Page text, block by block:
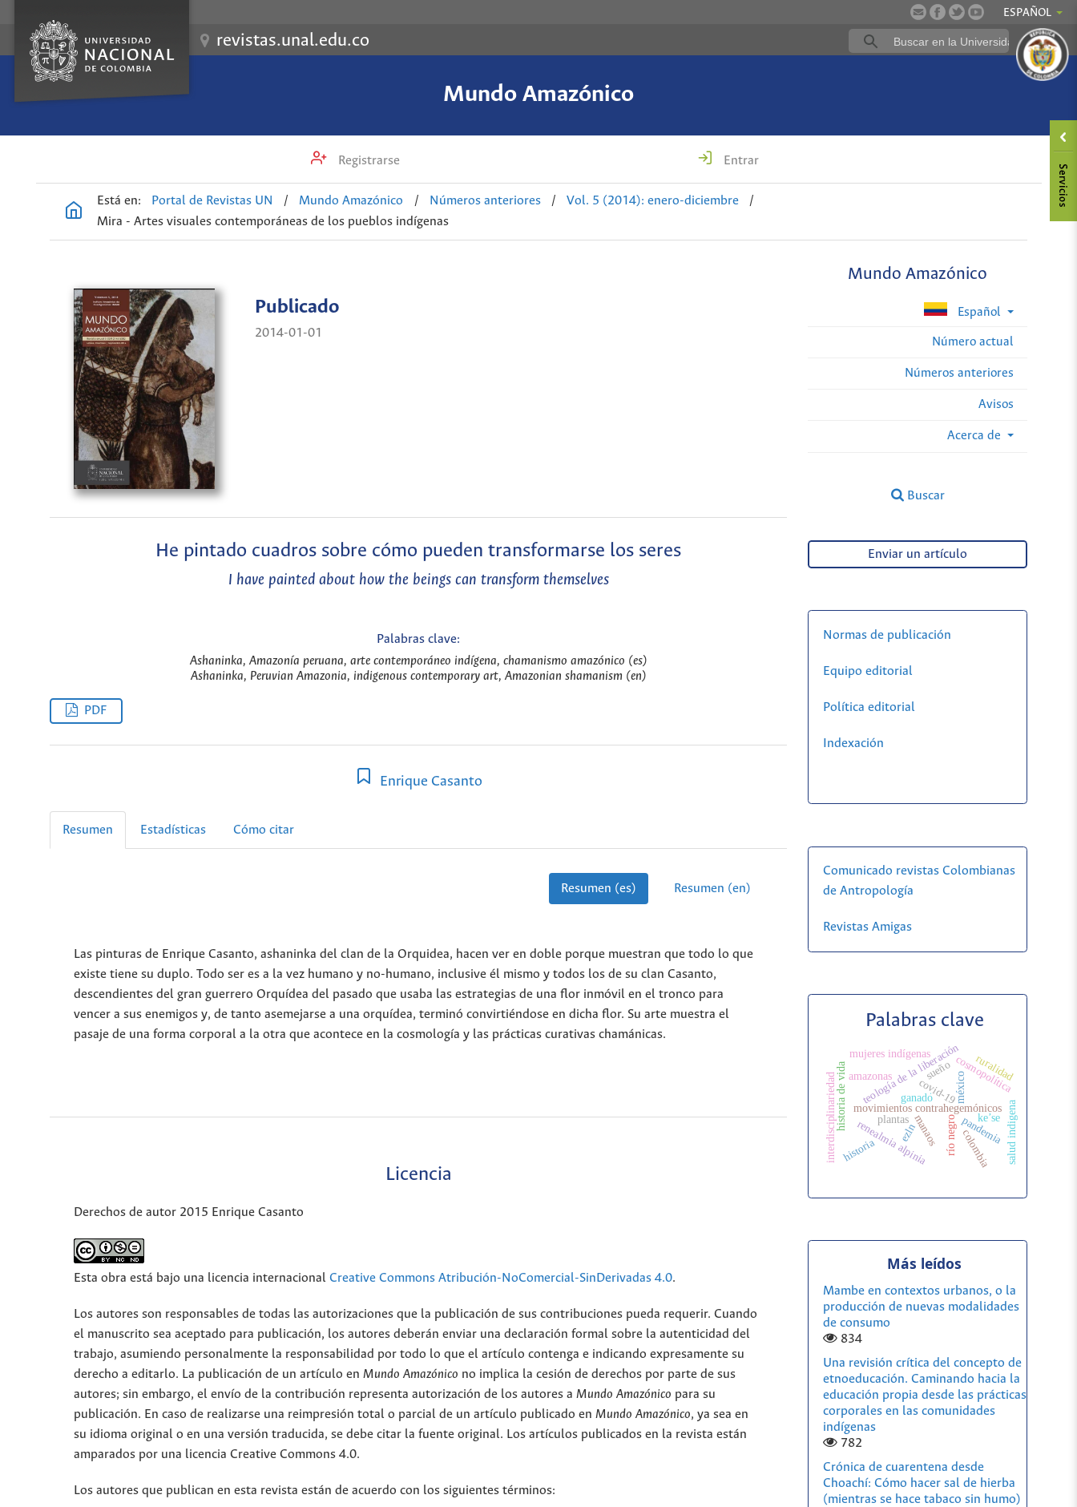
ESPAÑOL
revistas.unal.edu.co
Mundo Amazónico
Registrarse Entrar
Está en: Portal de Revistas UN / Mundo Amazónico / Números anteriores / Vol. 5 (2014): enero-diciembre
/
Mira - Artes visuales contemporáneas de los pueblos indígenas
Mundo Amazónico
Español
Número actual
Números anteriores
Avisos
Acerca de
Buscar
Publicado
2014-01-01
He pintado cuadros sobre cómo pueden transformarse los seres
I have painted about how the beings can transform themselves
Palabras clave:
Ashaninka, Amazonía peruana, arte contemporáneo indígena, chamanismo amazónico (es)
Ashaninka, Peruvian Amazonia, indigenous contemporary art, Amazonian shamanism (en)
PDF
Enrique Casanto
Resumen Estadísticas Cómo citar
Resumen (es) Resumen (en)
Las pinturas de Enrique Casanto, ashaninka del clan de la Orquidea, hacen ver en doble porque muestran que todo lo que
existe tiene su duplo. Todo ser es a la vez humano y no-humano, inclusive él mismo y todos los de su clan Casanto,
descendientes del gran guerrero Orquídea del pasado que usaba las estrategias de una flor inmóvil en el tronco para
vencer a sus enemigos y, de tanto asemejarse a una orquídea, terminó convirtiéndose en dicha flor. Su arte muestra el
pasaje de una forma corporal a la otra que acontece en la cosmología y las prácticas curativas chamánicas.
Licencia
Derechos de autor 2015 Enrique Casanto
Esta obra está bajo una licencia internacional Creative Commons Atribución-NoComercial-SinDerivadas 4.0.
Los autores son responsables de todas las autorizaciones que la publicación de sus contribuciones pueda requerir. Cuando
el manuscrito sea aceptado para publicación, los autores deberán enviar una declaración formal sobre la autenticidad del
trabajo, asumiendo personalmente la responsabilidad por todo lo que el artículo contenga e indicando expresamente su
derecho a editarlo. La publicación de un artículo en Mundo Amazónico no implica la cesión de derechos por parte de sus
autores; sin embargo, el envío de la contribución representa autorización de los autores a Mundo Amazónico para su
publicación. En caso de realizarse una reimpresión total o parcial de un artículo publicado en Mundo Amazónico, ya sea en
su idioma original o en una versión traducida, se debe citar la fuente original. Los artículos publicados en la revista están
amparados por una licencia Creative Commons 4.0.
Los autores que publican en esta revista están de acuerdo con los siguientes términos:
Enviar un artículo
Normas de publicación
Equipo editorial
Política editorial
Indexación
Comunicado revistas Colombianas
de Antropología
Revistas Amigas
Palabras clave
movimientos contrahegemónicos
historia de vida
ezln
teología de la liberaciónméxico
salud indigena
covid-19
manaos
mujeres indígenas
plantas río negro
renealmia alpinia
interdisciplinariedad cosmopolítica
pandemia
amazonas
colombia
ganado
historia
ruralidad
.
ke’se
sueño
Más leídos
Mambe en contextos urbanos, o la
producción de nuevas modalidades
de consumo
834
Una revisión crítica del concepto de
etnoeducación. Caminando hacia la
educación propia desde las prácticas
corporales en las comunidades
indígenas
782
Crónica de cuarentena desde
Choachí: Cómo hacer sal de hierba
(mientras se hace tabaco sin humo)